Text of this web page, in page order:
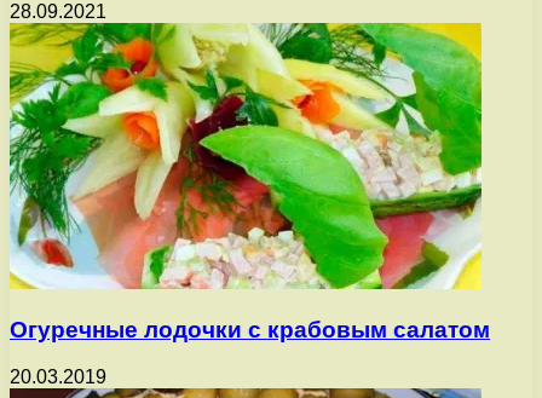
28.09.2021
Огуречные лодочки с крабовым салатом
20.03.2019